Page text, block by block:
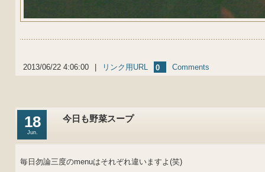
2013/06/22 4:06:00 リンク用URL 0 Comments
18
Jun.
今日も野菜スープ
毎日勿論三度のmenuはそれぞれ違いますよ(笑)